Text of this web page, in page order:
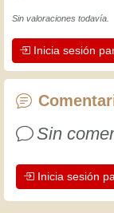
Sin valoraciones todavía.
Inicia sesión
Sin
Inicia sesión